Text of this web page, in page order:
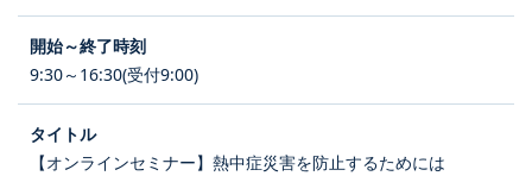
9:30～16:30(受付9:00)
【オンラインセミナー】熱中症災害を防止するためには